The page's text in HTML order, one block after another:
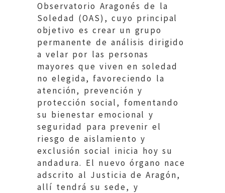
Observatorio Aragonés de la
Soledad (OAS), cuyo principal
objetivo es crear un grupo
permanente de análisis dirigido
a velar por las personas
mayores que viven en soledad
no elegida, favoreciendo la
atención, prevención y
protección social, fomentando
su bienestar emocional y
seguridad para prevenir el
riesgo de aislamiento y
exclusión social inicia hoy su
andadura. El nuevo órgano nace
adscrito al Justicia de Aragón,
allí tendrá su sede, y